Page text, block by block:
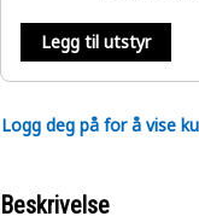
Legg til utstyr
Logg deg på for å vise
Beskrivelse